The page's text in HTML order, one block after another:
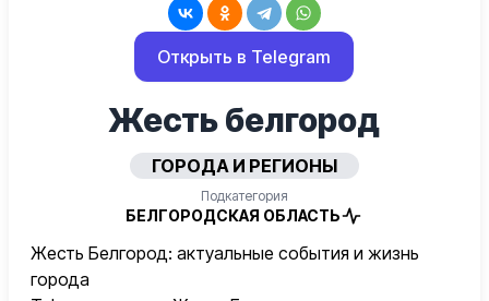
Открыть в Telegram
Жесть белгород
ГОРОДА И РЕГИОНЫ
Подкатегория
БЕЛГОРОДСКАЯ ОБЛАСТЬ
Жесть Белгород: актуальные события и жизнь
города